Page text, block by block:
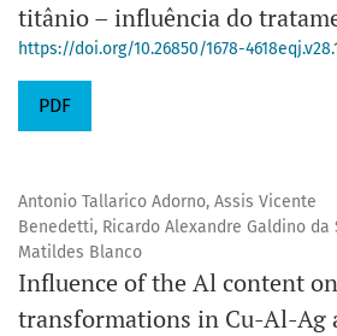
titânio – influência do
https://doi.org/10.26850/1678-
PDF
Antonio Tallarico Adorno, Assis Vicente
Benedetti, Ricardo Alexandre Galdino da
Matildes Blanco
Influence of the Al content
transformations in Cu-Al-Ag